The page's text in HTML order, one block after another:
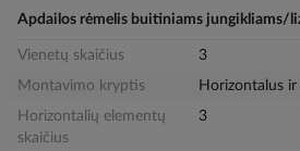
Apdailos rėmelis buitiniams jungikliams/
Vienetų skaičius
3
Montavimo kryptis
Horizontalus
Horizontalių elementų
skaičius
3